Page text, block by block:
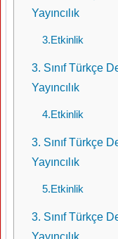
Yayıncılık
3.Etkinlik
3. Sınıf Türkçe
Yayıncılık
4.Etkinlik
3. Sınıf Türkçe
Yayıncılık
5.Etkinlik
3. Sınıf Türkçe
Yayıncılık